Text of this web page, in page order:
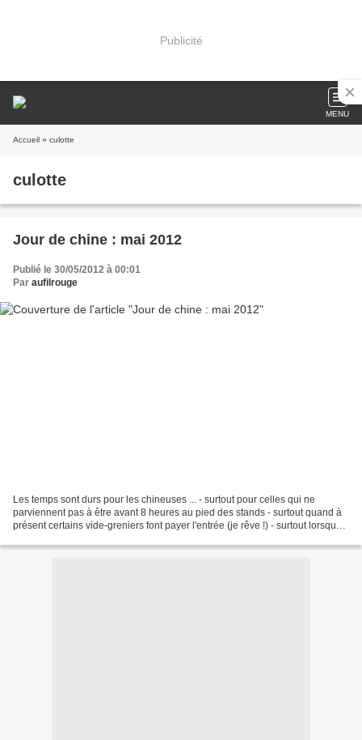
Publicité
MENU
Accueil » culotte
culotte
Jour de chine : mai 2012
Publié le 30/05/2012 à 00:01
Par aufilrouge
Les temps sont durs pour les chineuses ... - surtout pour celles qui ne
parviennent pas à être avant 8 heures au pied des stands - surtout quand à
présent certains vide-greniers font payer l'entrée (je rêve !) - surtout lorsque